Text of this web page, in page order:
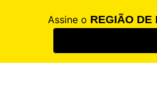
500 Maiores Exportadoras
2025
100 Maiores Empresas